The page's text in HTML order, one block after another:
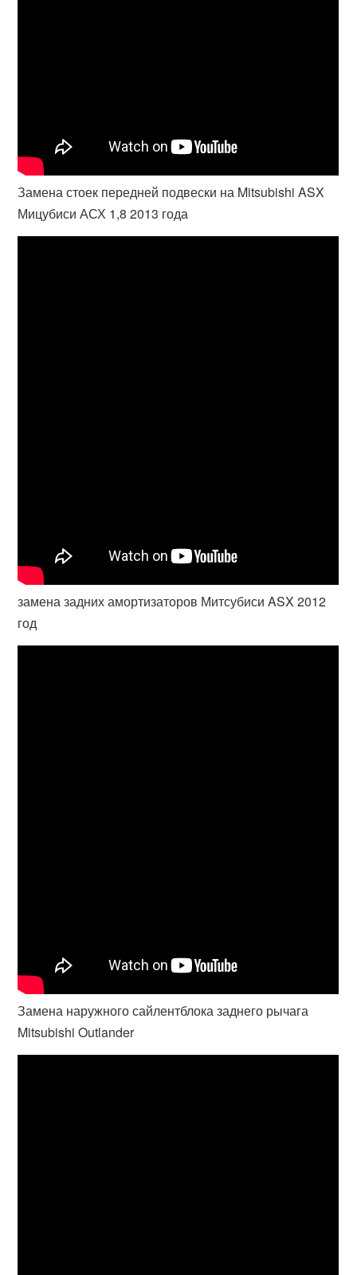
Замена стоек передней подвески на Mitsubishi ASX
Мицубиси АСХ 1,8 2013 года
замена задних амортизаторов Митсубиси ASX 2012
год
Замена наружного сайлентблока заднего рычага
Mitsubishi Outlander